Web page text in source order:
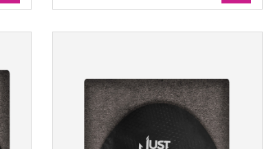
Longboard sock cover 9'0'' - Funda de surf,
JUST
Marcas|